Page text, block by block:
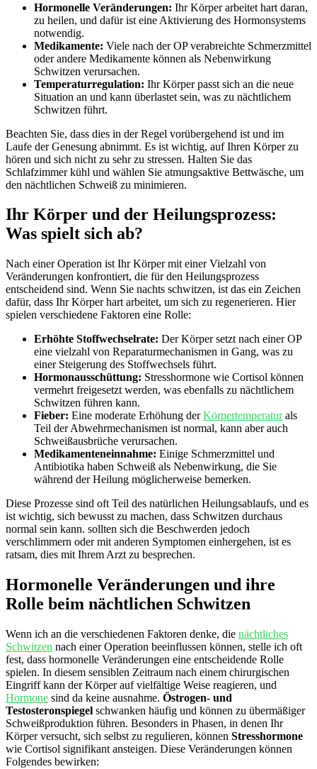
Hormonelle Veränderungen: Ihr Körper arbeitet hart daran,
zu heilen, und dafür ist eine Aktivierung des Hormonsystems
notwendig.
Medikamente: Viele nach der OP verabreichte Schmerzmittel
oder andere Medikamente können⁣ als⁣ Nebenwirkung
Schwitzen verursachen.
Temperaturregulation: Ihr Körper passt sich an die neue
Situation an und kann⁤ überlastet ​sein, was​ zu nächtlichem​
Schwitzen führt.
Beachten Sie, dass dies in der Regel vorübergehend ist und im
Laufe der Genesung abnimmt. Es ist wichtig, auf Ihren Körper zu
hören und sich⁣ nicht zu sehr ​zu stressen. ⁣Halten Sie das
Schlafzimmer kühl und wählen Sie atmungsaktive Bettwäsche, um
den nächtlichen Schweiß zu minimieren.
Ihr ⁣Körper und der Heilungsprozess:
Was spielt sich ab?
Nach ‍einer Operation ist Ihr‍ Körper mit einer ⁣Vielzahl von
⁣Veränderungen konfrontiert, die für den Heilungsprozess
entscheidend sind.‍ Wenn Sie nachts schwitzen, ist das ein Zeichen
dafür, dass Ihr Körper hart arbeitet, um sich zu regenerieren. Hier
spielen verschiedene Faktoren eine Rolle:
Erhöhte Stoffwechselrate: Der Körper setzt nach einer OP
eine ⁣vielzahl von Reparaturmechanismen in ⁢Gang, was zu
einer⁢ Steigerung des Stoffwechsels ​führt.
Hormonausschüttung: Stresshormone wie Cortisol können
vermehrt freigesetzt werden, was ebenfalls zu nächtlichem
Schwitzen führen kann.
Fieber: Eine ⁣moderate Erhöhung derKörpertemperaturals
Teil der Abwehrmechanismen ist ⁣normal, kann aber auch
Schweißausbrüche verursachen.
Medikamenteneinnahme: Einige Schmerzmittel und
Antibiotika haben Schweiß als Nebenwirkung, die Sie
während ⁤der Heilung möglicherweise bemerken.
Diese Prozesse sind oft Teil des ‌natürlichen Heilungsablaufs, ⁣und‌ es
ist wichtig, sich bewusst zu machen, dass Schwitzen durchaus
normal sein ⁢kann. sollten⁢ sich die Beschwerden jedoch
verschlimmern oder mit anderen Symptomen einhergehen, ist es
ratsam, dies mit Ihrem Arzt zu besprechen.
Hormonelle​ Veränderungen und‌ ihre
Rolle beim nächtlichen Schwitzen
Wenn ‍ich ‌an⁤ die verschiedenen Faktoren denke, die nächtliches
Schwitzen nach einer Operation beeinflussen können, stelle ich oft
fest, dass hormonelle Veränderungen eine entscheidende Rolle
spielen.‌ In ⁤diesem sensiblen Zeitraum nach​ einem chirurgischen
Eingriff kann der Körper auf vielfältige ‍Weise⁣ reagieren, und
Hormone sind da keine ausnahme. Östrogen- und
‌Testosteronspiegel schwanken häufig und können zu übermäßiger
Schweißproduktion führen. Besonders in Phasen,⁣ in denen Ihr
Körper versucht, sich selbst zu regulieren, können⁣ Stresshormone
wie Cortisol ‍signifikant ansteigen. Diese⁣ Veränderungen können
Folgendes bewirken: